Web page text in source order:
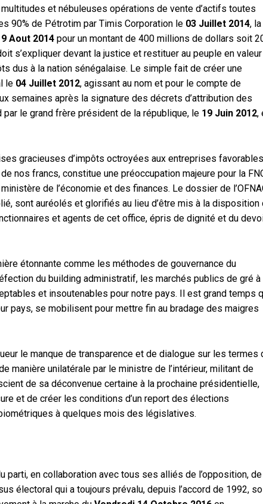
et nébuleuses opérations de vente d’actifs toutes
90% de Pétrotim par Timis Corporation le 03 Juillet 2014, la
Aout 2014 pour un montant de 400 millions de dollars soit
s’expliquer devant la justice et restituer au peuple en valeur
dus à la nation sénégalaise. Le simple fait de créer une
le 04 Juillet 2012, agissant au nom et pour le compte de
semaines après la signature des décrets d’attribution des
le grand frère président de la république, le 19 Juin 2012,
gracieuses d’impôts octroyées aux entreprises favorables
nos francs, constitue une préoccupation majeure pour la
de l’économie et des finances. Le dossier de
sont auréolés et glorifiés au lieu d’être mis à la disposition
et agents de cet office, épris de dignité et du
étonnante comme les méthodes de gouvernance du
du building administratif, les marchés publics de gré à
et insoutenables pour notre pays. Il est grand temps
pays, se mobilisent pour mettre fin au bradage des maigres
le manque de transparence et de dialogue sur les termes
unilatérale par le ministre de l’intérieur, militant de
de sa déconvenue certaine à la prochaine présidentielle,
et de créer les conditions d’un report des élections
à quelques mois des législatives.
parti, en collaboration avec tous ses alliés de l’opposition, de
électoral qui a toujours prévalu, depuis l’accord de 1992,